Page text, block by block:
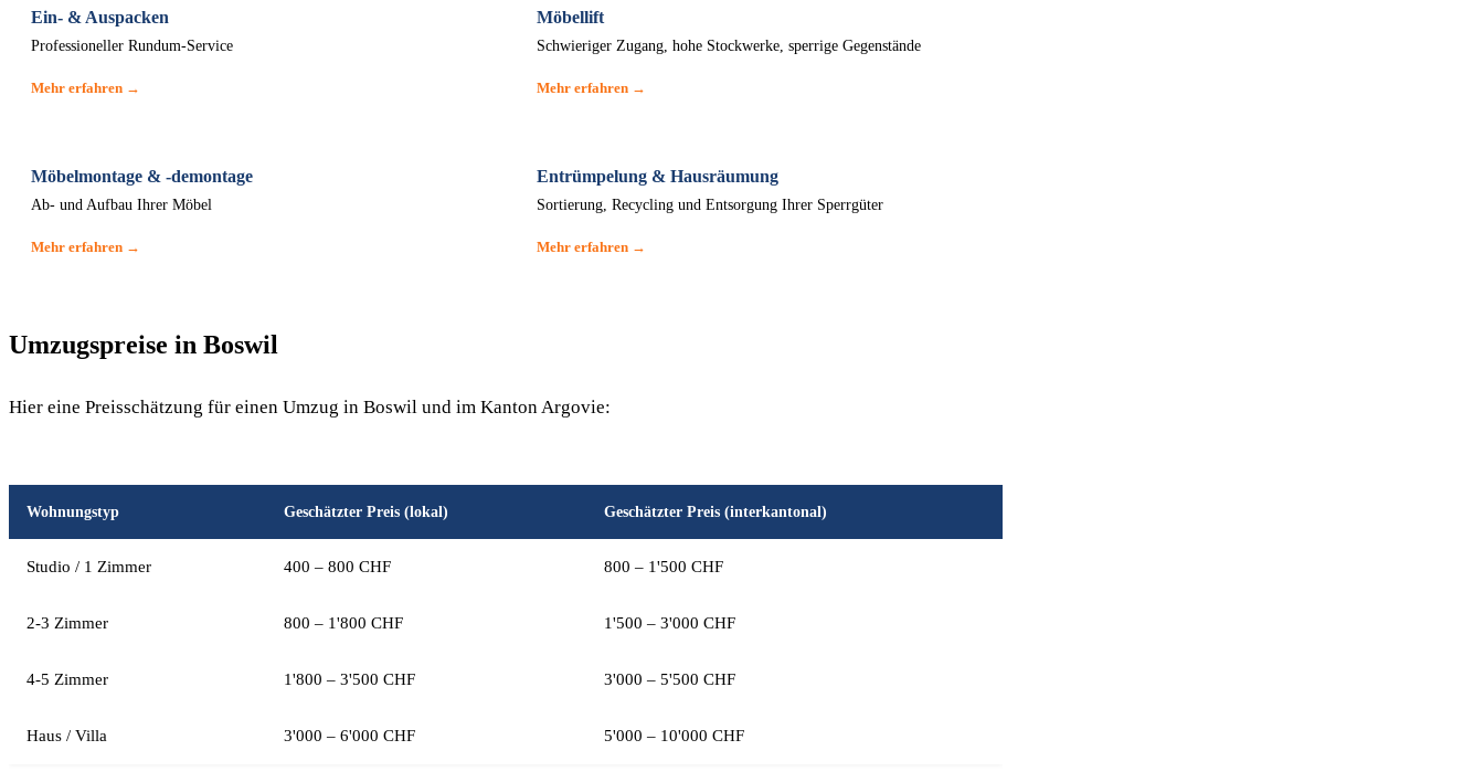
Ein- & Auspacken
Professioneller Rundum-Service
Mehr erfahren →
Möbellift
Schwieriger Zugang, hohe Stockwerke, sperrige Gegenstände
Mehr erfahren →
Möbelmontage & -demontage
Ab- und Aufbau Ihrer Möbel
Mehr erfahren →
Entrümpelung & Hausräumung
Sortierung, Recycling und Entsorgung Ihrer Sperrgüter
Mehr erfahren →
Umzugspreise in Boswil
Hier eine Preisschätzung für einen Umzug in Boswil und im Kanton Argovie:
Wohnungstyp Geschätzter Preis (lokal) Geschätzter Preis (interkantonal)
Studio / 1 Zimmer 400 – 800 CHF 800 – 1'500 CHF
2-3 Zimmer 800 – 1'800 CHF 1'500 – 3'000 CHF
4-5 Zimmer 1'800 – 3'500 CHF 3'000 – 5'500 CHF
Haus / Villa 3'000 – 6'000 CHF 5'000 – 10'000 CHF